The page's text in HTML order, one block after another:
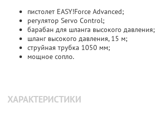
пистолет EASY!Force Advanced;
регулятор Servo Control;
барабан для шланга высокого давления;
шланг высокого давления, 15 м;
струйная трубка 1050 мм;
мощное сопло­­.
ХАРАКТЕРИСТИКИ